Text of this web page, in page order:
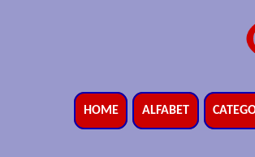
HOME ALFABET